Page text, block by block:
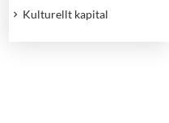
Kulturellt kapital